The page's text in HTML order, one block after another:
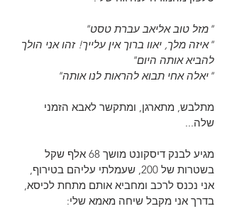
"מזל טוב אליאב עברת טסט"
"איזה מלך, יאוו ברוך אין עלייך! זהו אני הולך
להביא אותה היום"
"יאלה אחי תבוא להראות לנו אותה"
מתלבש, מתארגן, ומתקשר לאבא הזמני
שלה...
מגיע לבנק דיסקונט מושך 68 אלף שקל
בשטרות של 200, שעמלתי עליהם בטירוף,
אני נכנס לרכב ומחביא אותם מתחת לכיסא,
בדרך אני מקבל שיחה מאמא שלי: